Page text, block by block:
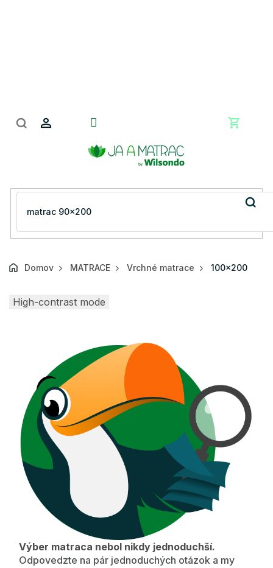
Domov MATRACE Vrchné matrace 100x200
High-contrast mode
Výber matraca nebol nikdy jednoduchší.
Odpovedzte na pár jednoduchých otázok a my